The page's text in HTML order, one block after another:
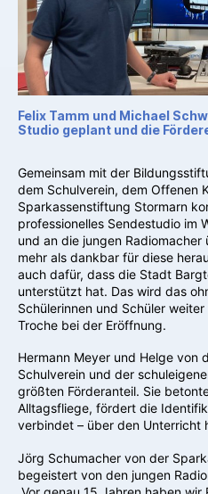
Felix Tamm und Michael
Studio geplant und die
Gemeinsam mit der
dem Schulverein, dem Offenen
Sparkassenstiftung Stormarn
professionelles Sendestudio im
und an die jungen Radiomacher
mehr als dankbar für diese
auch dafür, dass die Stadt
unterstützt hat. Das wird das
Schülerinnen und Schüler
Troche bei der Eröffnung.
Hermann Meyer und Helge von
Schulverein und der
größten Förderanteil. Sie
Alltagsfliege, fördert die
verbindet – über den Unterricht
Jörg Schumacher von der
begeistert von den jungen